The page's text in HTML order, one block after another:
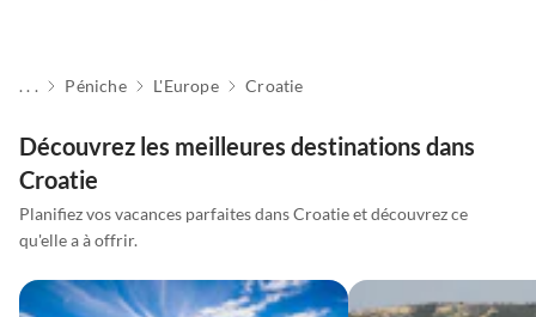
. . . Péniche L'Europe Croatie
Découvrez les meilleures destinations dans
Croatie
Planifiez vos vacances parfaites dans Croatie et découvrez ce
qu'elle a à offrir.